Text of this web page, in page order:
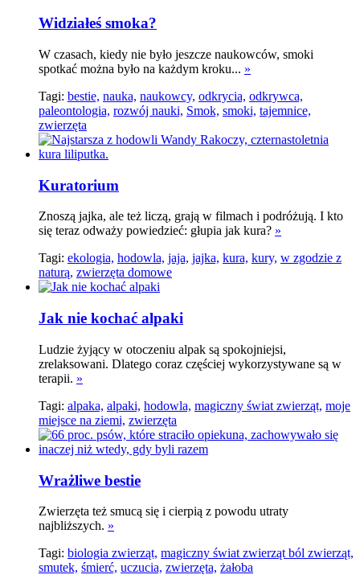
Widziałeś smoka?
W czasach, kiedy nie było jeszcze naukowców, smoki
spotkać można było na każdym kroku... »
Tagi: bestie, nauka, naukowcy, odkrycia, odkrywca,
paleontologia, rozwój nauki, Smok, smoki, tajemnice,
zwierzęta
Kuratorium
Znoszą jajka, ale też liczą, grają w filmach i podróżują. I kto
się teraz odważy powiedzieć: głupia jak kura? »
Tagi: ekologia, hodowla, jaja, jajka, kura, kury, w zgodzie z
naturą, zwierzęta domowe
Jak nie kochać alpaki
Ludzie żyjący w otoczeniu alpak są spokojniejsi,
zrelaksowani. Dlatego coraz częściej wykorzystywane są w
terapii. »
Tagi: alpaka, alpaki, hodowla, magiczny świat zwierząt, moje
miejsce na ziemi, zwierzęta
Wrażliwe bestie
Zwierzęta też smucą się i cierpią z powodu utraty
najbliższych. »
Tagi: biologia zwierząt, magiczny świat zwierząt ból zwierząt,
smutek, śmierć, uczucia, zwierzęta, żałoba